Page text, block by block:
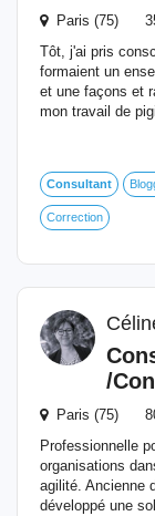
Paris (75)
Tôt, j'ai pris
formaient un
et une façons et
mon travail de
Consultant
Correction
/
Paris (75)
Professionnelle
organisations
agilité. Ancienne
développé une